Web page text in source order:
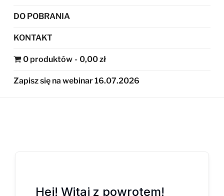
DO POBRANIA
KONTAKT
0 produktów 0,00 zł
Zapisz się na webinar 16.07.2026
Hej! Witaj z powrotem!